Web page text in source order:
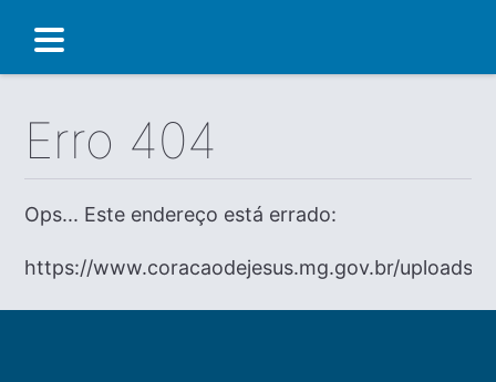
Erro 404
Ops... Este endereço está errado:
https://www.coracaodejesus.mg.gov.br/uploads/